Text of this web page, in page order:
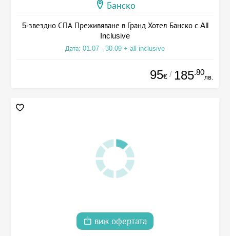
Банско
5-звездно СПА Преживяване в Гранд Хотел Банско с All
Inclusive
Дата: 01.07 - 30.09 + all inclusive
95€ / 185.80
лв.
виж офертата